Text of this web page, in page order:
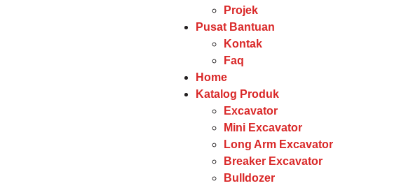
Projek
Pusat Bantuan
Kontak
Faq
Home
Katalog Produk
Excavator
Mini Excavator
Long Arm Excavator
Breaker Excavator
Bulldozer